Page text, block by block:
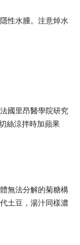
性水腫。注意焯水
國里昂醫學院研究
絲涼拌時加蘋果
無法分解的菊糖構
土豆，湯汁同樣濃